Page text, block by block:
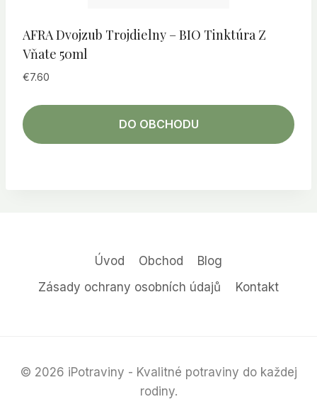
AFRA Dvojzub Trojdielny – BIO Tinktúra Z
Vňate 50ml
€7.60
DO OBCHODU
Úvod Obchod
Blog
Zásady ochrany osobních údajů
Kontakt
© 2026 iPotraviny - Kvalitné potraviny do každej
rodiny.